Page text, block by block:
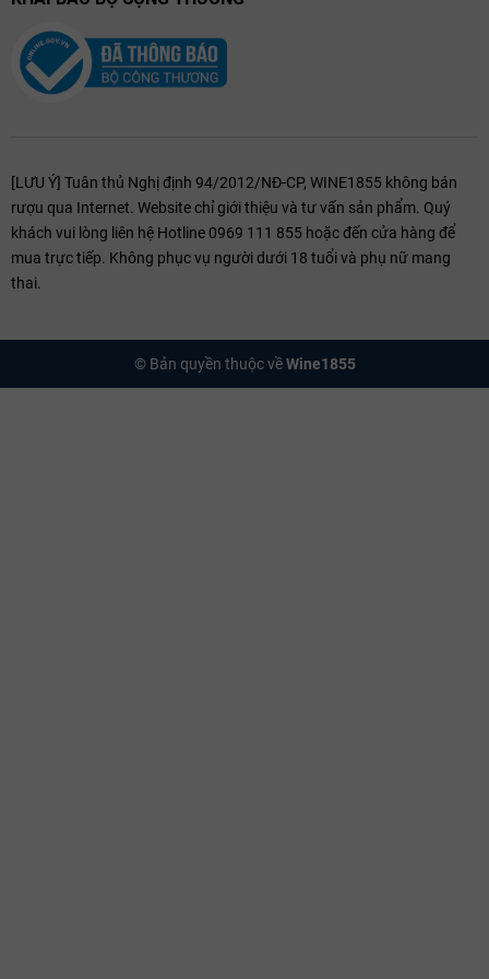
[LƯU Ý] Tuân thủ Nghị định 94/2012/NĐ-CP, WINE1855 không bán
rượu qua Internet. Website chỉ giới thiệu và tư vấn sản phẩm. Quý
khách vui lòng liên hệ Hotline 0969 111 855 hoặc đến cửa hàng để
mua trực tiếp. Không phục vụ người dưới 18 tuổi và phụ nữ mang
thai.
© Bản quyền thuộc vềWine1855